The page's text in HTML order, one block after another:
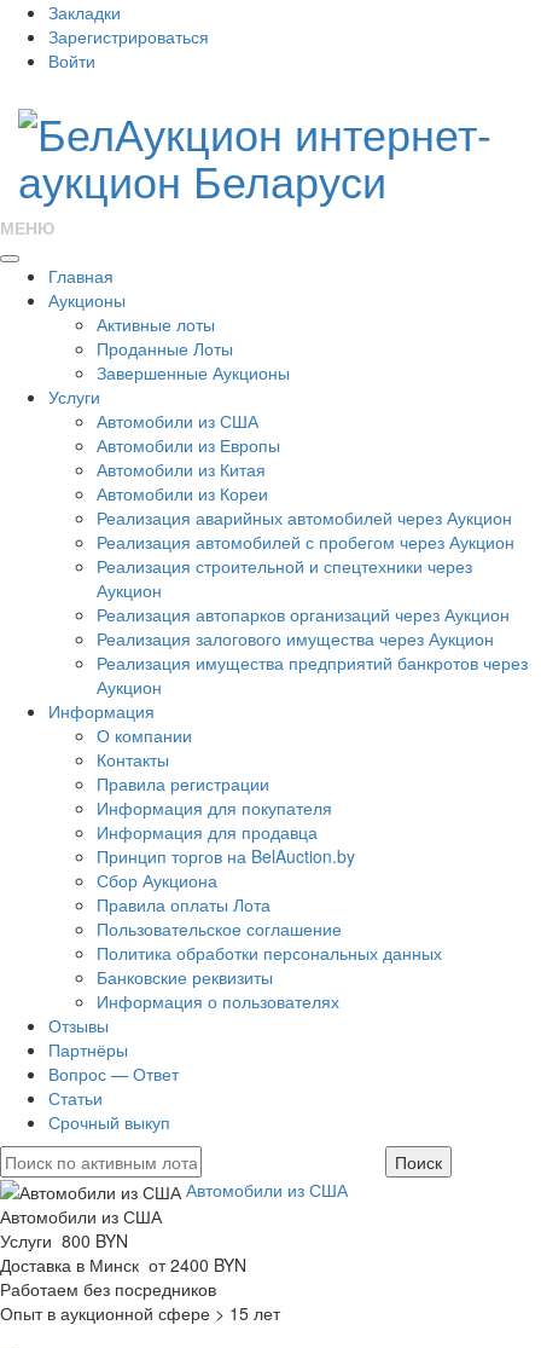
Закладки
Зарегистрироваться
Войти
МЕНЮ
Главная
Аукционы
Активные лоты
Проданные Лоты
Завершенные Аукционы
Услуги
Автомобили из США
Автомобили из Европы
Автомобили из Китая
Автомобили из Кореи
Реализация аварийных автомобилей через Аукцион
Реализация автомобилей с пробегом через Аукцион
Реализация строительной и спецтехники через
Аукцион
Реализация автопарков организаций через Аукцион
Реализация залогового имущества через Аукцион
Реализация имущества предприятий банкротов через
Аукцион
Информация
О компании
Контакты
Правила регистрации
Информация для покупателя
Информация для продавца
Принцип торгов на BelAuction.by
Сбор Аукциона
Правила оплаты Лота
Пользовательское соглашение
Политика обработки персональных данных
Банковские реквизиты
Информация о пользователях
Отзывы
Партнёры
Вопрос — Ответ
Статьи
Срочный выкуп
Автомобили из США
Автомобили из США
Услуги 800 BYN
Доставка в Минск от 2400 BYN
Работаем без посредников
Опыт в аукционной сфере > 15 лет